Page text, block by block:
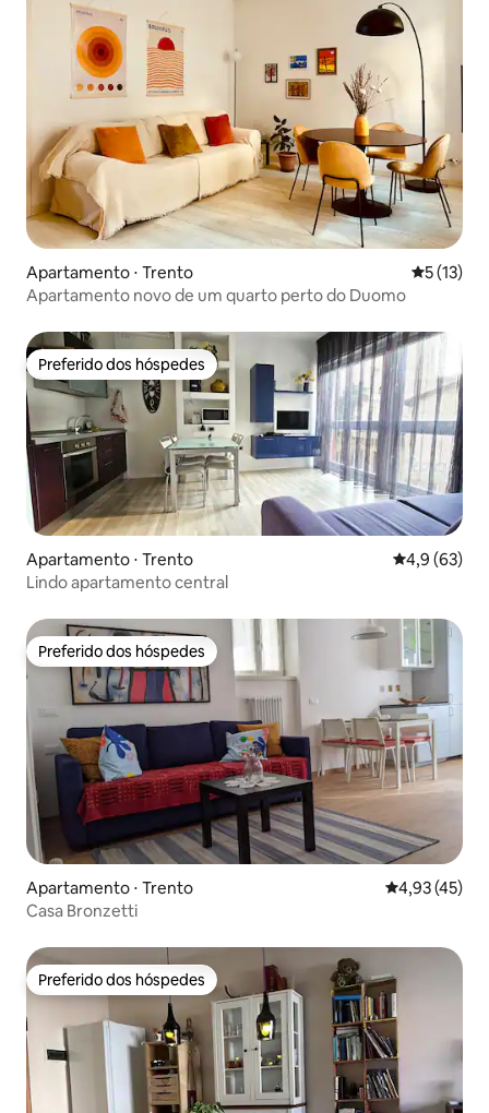
Apartamento ⋅ Trento 5 de uma
5 (13)
Apartamento novo de um quarto perto do Duomo
Preferido dos hóspedes
Preferido dos hóspedes
Apartamento ⋅ Trento 4,9 de uma
4,9 (63)
Lindo apartamento central
Preferido dos hóspedes
Preferido dos hóspedes
Apartamento ⋅ Trento 4,93 de uma
4,93 (45)
Casa Bronzetti
Preferido dos hóspedes
Preferido dos hóspedes